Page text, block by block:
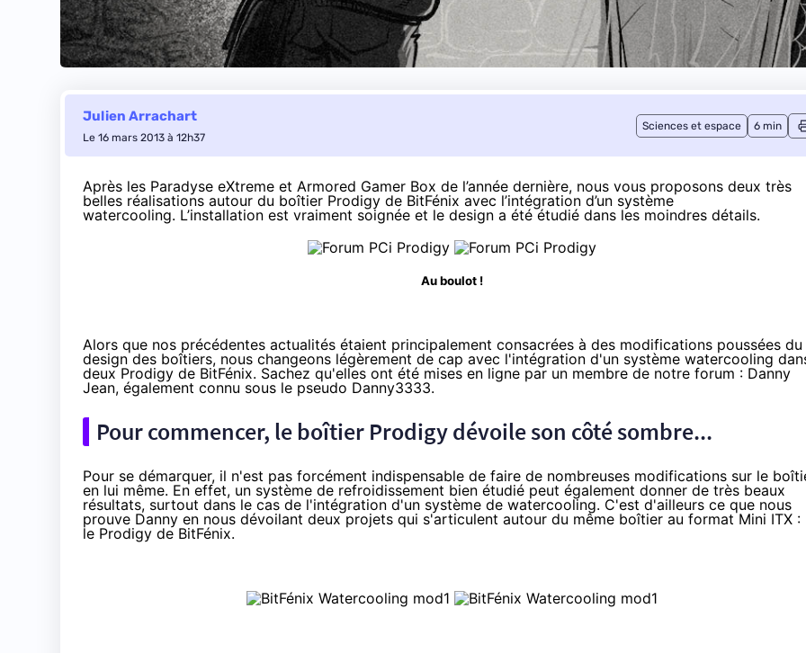
Julien Arrachart
Le 16 mars 2013 à 12h37
Sciences et espace 6 min
Après les Paradyse eXtreme et Armored Gamer Box de l’année dernière, nous vous proposons deux très
belles réalisations autour du boîtier Prodigy de BitFénix avec l’intégration d’un système
watercooling. L’installation est vraiment soignée et le design a été étudié dans les moindres détails.
Au boulot !
Alors que nos précédentes actualités étaient principalement consacrées à des modifications poussées du
design des boîtiers, nous changeons légèrement de cap avec l'intégration d'un système watercooling
deux Prodigy de BitFénix. Sachez qu'elles ont été mises en ligne par un membre de notre forum : Danny
Jean, également connu sous le pseudo Danny3333.
Pour commencer, le boîtier Prodigy dévoile son côté sombre...
Pour se démarquer, il n'est pas forcément indispensable de faire de nombreuses modifications sur le
en lui même. En effet, un système de refroidissement bien étudié peut également donner de très beaux
résultats, surtout dans le cas de l'intégration d'un système de watercooling. C'est d'ailleurs ce que nous
prouve Danny en nous dévoilant deux projets qui s'articulent autour du même boîtier au format Mini ITX :
le Prodigy de BitFénix.